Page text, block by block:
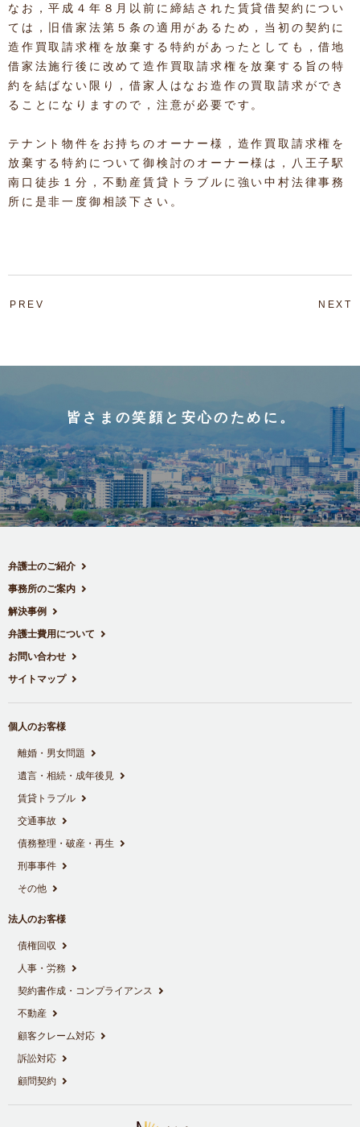
なお，平成４年８月以前に締結された賃貸借契約につい
ては，旧借家法第５条の適用があるため，当初の契約に
造作買取請求権を放棄する特約があったとしても，借地
借家法施行後に改めて造作買取請求権を放棄する旨の特
約を結ばない限り，借家人はなお造作の買取請求ができ
ることになりますので，注意が必要です。
テナント物件をお持ちのオーナー様，造作買取請求権を
放棄する特約について御検討のオーナー様は，八王子駅
南口徒歩１分，不動産賃貸トラブルに強い中村法律事務
所に是非一度御相談下さい。
PREV NEXT
皆さまの笑顔と安心のために。
弁護士のご紹介
事務所のご案内
解決事例
弁護士費用について
お問い合わせ
サイトマップ
個人のお客様
離婚・男女問題
遺言・相続・成年後見
賃貸トラブル
交通事故
債務整理・破産・再生
刑事事件
その他
法人のお客様
債権回収
人事・労務
契約書作成・コンプライアンス
不動産
顧客クレーム対応
訴訟対応
顧問契約